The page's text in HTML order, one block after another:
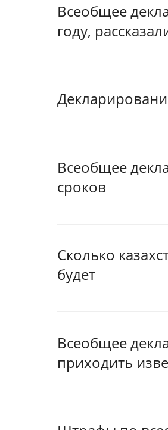
Всеобщее
году,
Всеобщее
сроков
Сколько
будет
Всеобщее
приходить